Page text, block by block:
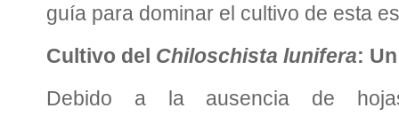
guía para dominar el cultivo de esta
Cultivo del Chiloschista lunifera:
Debido a la ausencia de